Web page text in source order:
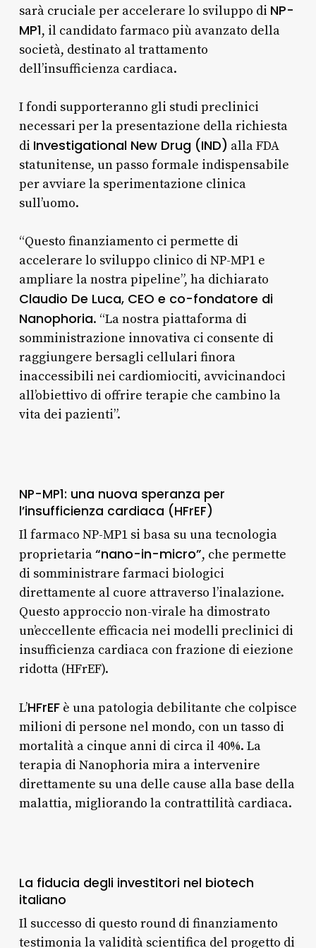
sarà cruciale per accelerare lo sviluppo di NP-
MP1, il candidato farmaco più avanzato della
società, destinato al trattamento
dell’insufficienza cardiaca.
I fondi supporteranno gli studi preclinici
necessari per la presentazione della richiesta
di Investigational New Drug (IND) alla FDA
statunitense, un passo formale indispensabile
per avviare la sperimentazione clinica
sull’uomo.
“Questo finanziamento ci permette di
accelerare lo sviluppo clinico di NP-MP1 e
ampliare la nostra pipeline”, ha dichiarato
Claudio De Luca, CEO e co-fondatore di
Nanophoria. “La nostra piattaforma di
somministrazione innovativa ci consente di
raggiungere bersagli cellulari finora
inaccessibili nei cardiomiociti, avvicinandoci
all’obiettivo di offrire terapie che cambino la
vita dei pazienti”.
NP-MP1: una nuova speranza per
l’insufficienza cardiaca (HFrEF)
Il farmaco NP-MP1 si basa su una tecnologia
proprietaria“nano-in-micro”, che permette
di somministrare farmaci biologici
direttamente al cuore attraverso l’inalazione.
Questo approccio non-virale ha dimostrato
un’eccellente efficacia nei modelli preclinici di
insufficienza cardiaca con frazione di eiezione
ridotta (HFrEF).
L’HFrEFè una patologia debilitante che colpisce
milioni di persone nel mondo, con un tasso di
mortalità a cinque anni di circa il 40%. La
terapia di Nanophoria mira a intervenire
direttamente su una delle cause alla base della
malattia, migliorando la contrattilità cardiaca.
La fiducia degli investitori nel biotech
italiano
Il successo di questo round di finanziamento
testimonia la validità scientifica del progetto di